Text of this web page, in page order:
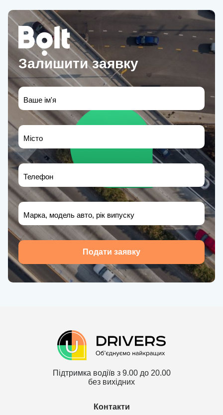
Залишити заявку
Ваше ім'я
Місто
Телефон
Марка, модель авто, рік випуску
Подати заявку
Підтримка водіїв з 9.00 до 20.00
без вихідних
Контакти